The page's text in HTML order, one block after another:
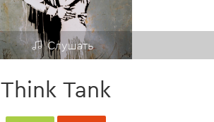
Слушать
Think Tank